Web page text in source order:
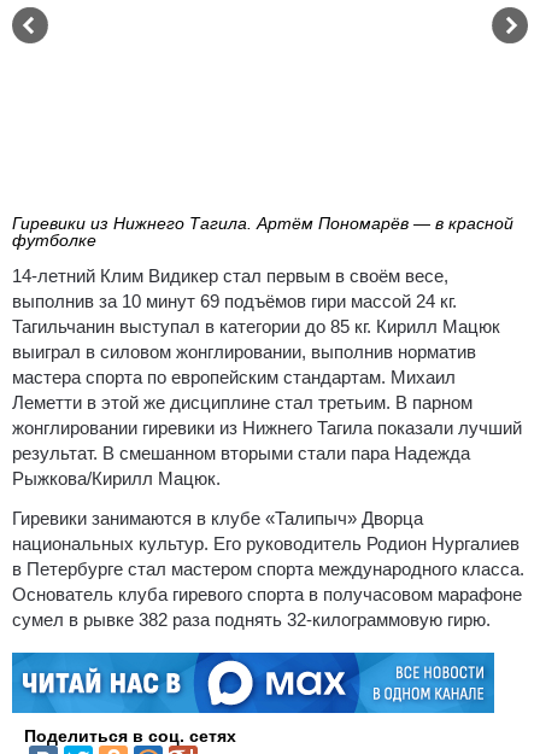
Гиревики из Нижнего Тагила. Артём Пономарёв — в красной
футболке
14-летний Клим Видикер стал первым в своём весе,
выполнив за 10 минут 69 подъёмов гири массой 24 кг.
Тагильчанин выступал в категории до 85 кг. Кирилл Мацюк
выиграл в силовом жонглировании, выполнив норматив
мастера спорта по европейским стандартам. Михаил
Леметти в этой же дисциплине стал третьим. В парном
жонглировании гиревики из Нижнего Тагила показали лучший
результат. В смешанном вторыми стали пара Надежда
Рыжкова/Кирилл Мацюк.
Гиревики занимаются в клубе «Талипыч» Дворца
национальных культур. Его руководитель Родион Нургалиев
в Петербурге стал мастером спорта международного класса.
Основатель клуба гиревого спорта в получасовом марафоне
сумел в рывке 382 раза поднять 32-килограммовую гирю.
Поделиться в соц. сетях